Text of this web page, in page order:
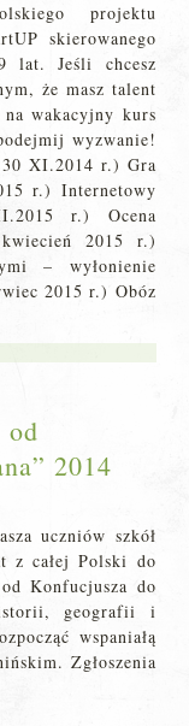
projektu
skierowanego
lat. Jeśli chcesz
że masz talent
wakacyjny kurs
wyzwanie!
XI.2014 r.) Gra
r.) Internetowy
r.) Ocena
2015 r.)
– wyłonienie
2015 r.) Obóz
od
2014
uczniów szkół
z całej Polski do
Konfucjusza do
geografii i
wspaniałą
Zgłoszenia